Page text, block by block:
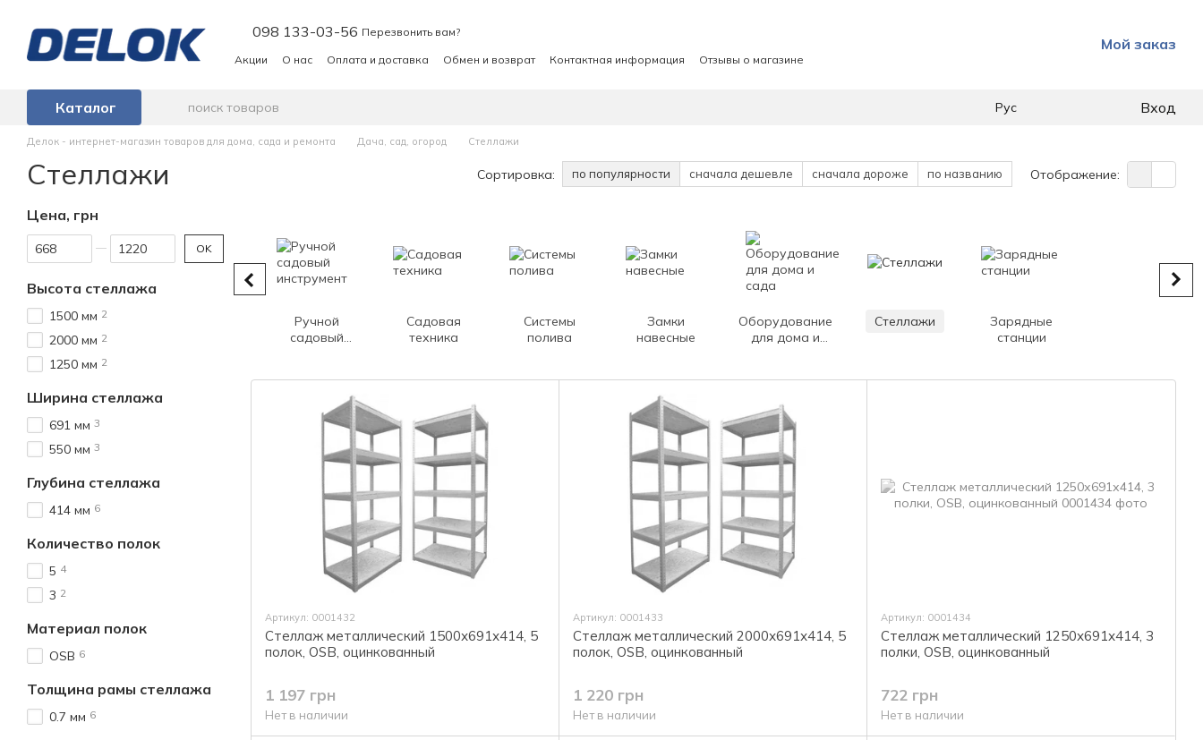
098 133-03-56 Перезвонить вам?
Акции О нас Оплата и доставка Обмен и возврат Контактная информация Отзывы о магазине
Мой заказ
Каталог Рус Вход
Делок - интернет-магазин товаров для дома, сада и ремонта Дача, сад, огород Стеллажи
Стеллажи Сортировка: по популярности сначала дешевле сначала дороже по названию Отображение:
Ручной
садовый
Садовая
техника
Системы
полива
Замки
навесные
Оборудование
для дома и
Стеллажи
Зарядные
станции
Артикул: 0001432
Стеллаж металлический 1500х691х414, 5
полок, OSB, оцинкованный
1 197 грн
Нет в наличии
Артикул: 0001433
Стеллаж металлический 2000х691х414, 5
полок, OSB, оцинкованный
1 220 грн
Нет в наличии
Артикул: 0001434
Стеллаж металлический 1250х691х414, 3
полки, OSB, оцинкованный
722 грн
Нет в наличии
Цена, грн
От Цена, грн
До Цена, грн OK
Высота стеллажа
1500 мм 2
2000 мм 2
1250 мм 2
Ширина стеллажа
691 мм 3
550 мм 3
Глубина стеллажа
414 мм 6
Количество полок
5 4
3 2
Материал полок
OSB 6
Толщина рамы стеллажа
0.7 мм 6